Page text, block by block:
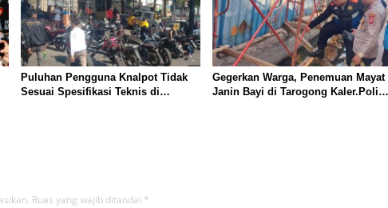
Puluhan Pengguna Knalpot Tidak
Sesuai Spesifikasi Teknis di
Gegerkan Warga, Penemuan Mayat
Janin Bayi di Tarogong Kaler.Polisi
Ruas yang wajib ditandai *